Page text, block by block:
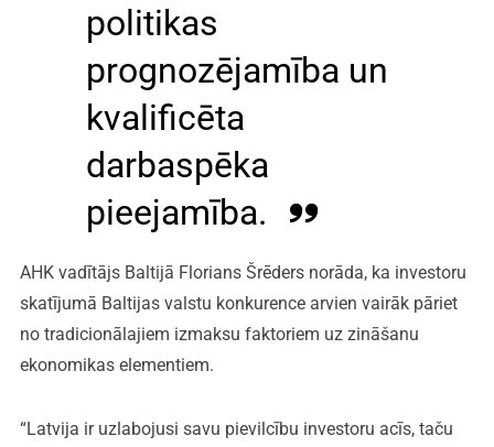
politikas
prognozējamība un
kvalificēta
darbaspēka
pieejamība.
AHK vadītājs Baltijā Florians Šrēders norāda, ka investoru
skatījumā Baltijas valstu konkurence arvien vairāk pāriet
no tradicionālajiem izmaksu faktoriem uz zināšanu
ekonomikas elementiem.
“Latvija ir uzlabojusi savu pievilcību investoru acīs, taču